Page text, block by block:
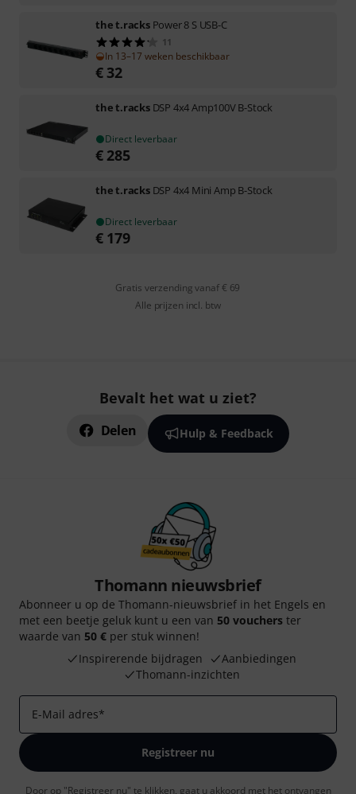
the t.racks Power 8 S USB-C
11
In 13–17 weken beschikbaar
€ 32
the t.racks DSP 4x4 Amp100V B-Stock
Direct leverbaar
€ 285
the t.racks DSP 4x4 Mini Amp B-Stock
Direct leverbaar
€ 179
Gratis verzending vanaf € 69
Alle prijzen incl. btw
Bevalt het wat u ziet?
Delen Hulp & Feedback
Thomann nieuwsbrief
Abonneer u op de Thomann-nieuwsbrief in het Engels en
met een beetje geluk kunt u een van 50 vouchers ter
waarde van 50 € per stuk winnen!
Inspirerende bijdragen
Aanbiedingen
Thomann-inzichten
E-Mail adres*
Registreer nu
Door op "Registreer nu" te klikken, gaat u akkoord met het ontvangen